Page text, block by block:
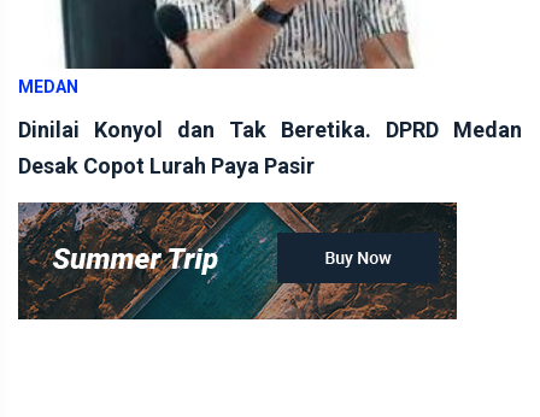
MEDAN
Dinilai Konyol dan Tak Beretika. DPRD Medan
Desak Copot Lurah Paya Pasir